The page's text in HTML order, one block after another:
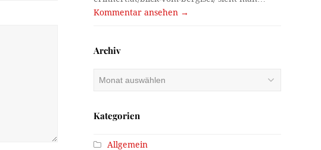
Kommentar ansehen →
Archiv
Kategorien
Allgemein